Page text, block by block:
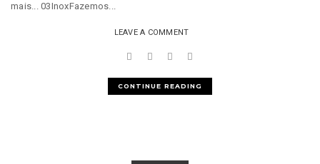
mais... 03InoxFazemos...
LEAVE A COMMENT
CONTINUE READING